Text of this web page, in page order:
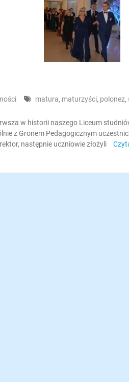
matura, maturzyści, polonez,
w historii naszego Liceum
z Gronem Pedagogicznym
następnie uczniowie złożyli